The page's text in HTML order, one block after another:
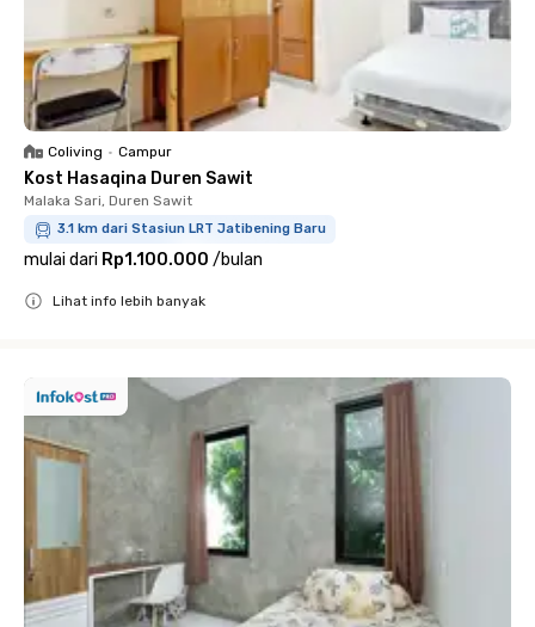
Coliving • Campur
Kost Hasaqina Duren Sawit
Malaka Sari, Duren Sawit
3.1 km dari Stasiun LRT Jatibening Baru
mulai dari Rp1.100.000 /bulan
Lihat info lebih banyak